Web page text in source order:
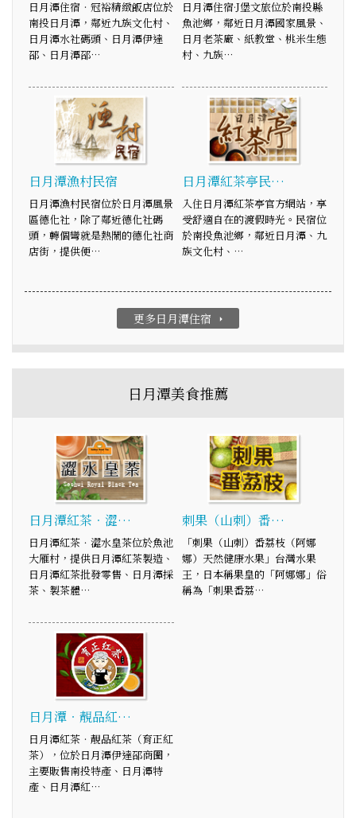
日月潭住宿‧冠裕精緻飯店位於
南投日月潭，鄰近九族文化村、
日月潭水社碼頭、日月潭伊達
邵、日月潭邵…
日月潭住宿·J堡文旅位於南投縣
魚池鄉，鄰近日月潭國家風景、
日月老茶廠、紙教堂、桃米生態
村、九族…
日月潭漁村民宿
日月潭漁村民宿位於日月潭風景
區德化社，除了鄰近德化社碼
頭，轉個彎就是熱鬧的德化社商
店街，提供便…
日月潭紅茶亭民…
入住日月潭紅茶亭官方網站，享
受舒適自在的渡假時光。民宿位
於南投魚池鄉，鄰近日月潭、九
族文化村、…
更多日月潭住宿 arrow_right
日月潭美食推薦
日月潭紅茶．澀…
日月潭紅茶．澀水皇茶位於魚池
大雁村，提供日月潭紅茶製造、
日月潭紅茶批發零售、日月潭採
茶、製茶體…
刺果（山刺）番…
「刺果（山刺）番荔枝（阿娜
娜）天然健康水果」台灣水果
王，日本稱果皇的「阿娜娜」俗
稱為「刺果番荔…
日月潭‧靚品紅…
日月潭紅茶‧靚品紅茶（育正紅
茶），位於日月潭伊達邵商圈，
主要販售南投特產、日月潭特
產、日月潭紅…